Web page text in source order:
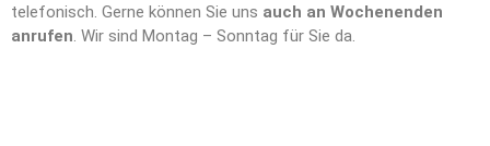
telefonisch. Gerne können Sie uns auch an Wochenenden
anrufen. Wir sind Montag – Sonntag für Sie da.